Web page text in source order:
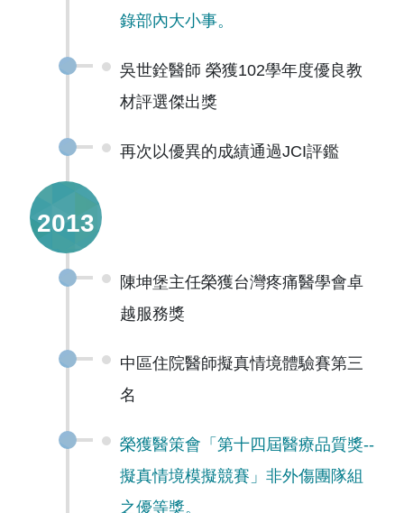
錄部內大小事。
吳世銓醫師 榮獲102學年度優良教
材評選傑出獎
再次以優異的成績通過JCI評鑑
2013
陳坤堡主任榮獲台灣疼痛醫學會卓
越服務獎
中區住院醫師擬真情境體驗賽第三
名
榮獲醫策會「第十四屆醫療品質獎--
擬真情境模擬競賽」非外傷團隊組
之優等獎。